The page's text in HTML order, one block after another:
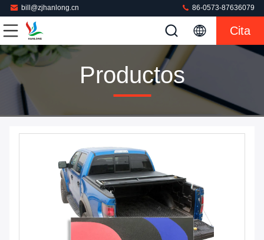
bill@zjhanlong.cn 86-0573-87636079
Cita
Productos